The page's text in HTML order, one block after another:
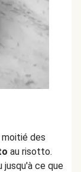
moitié des
au risotto.
jusqu'à ce que